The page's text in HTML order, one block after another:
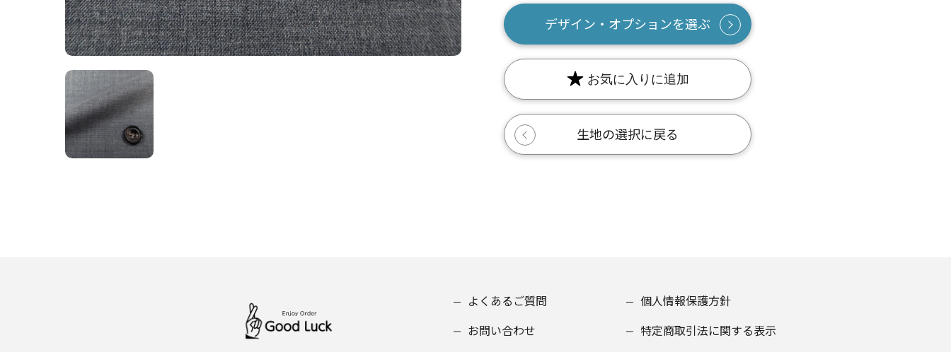
数量
デザイン・オプションを選ぶ
お気に入りに追加
生地の選択に戻る
よくあるご質問
お問い合わせ
個人情報保護方針
特定商取引法に関する表示